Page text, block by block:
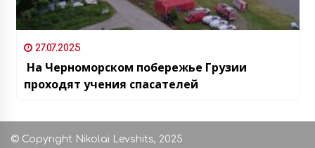
27.07.2025
На Черноморском побережье Грузии
проходят учения спасателей
© Copyright Nikolai Levshits, 2025